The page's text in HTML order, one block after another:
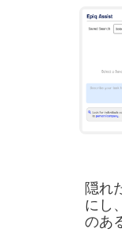
隠れ
にし
のあ